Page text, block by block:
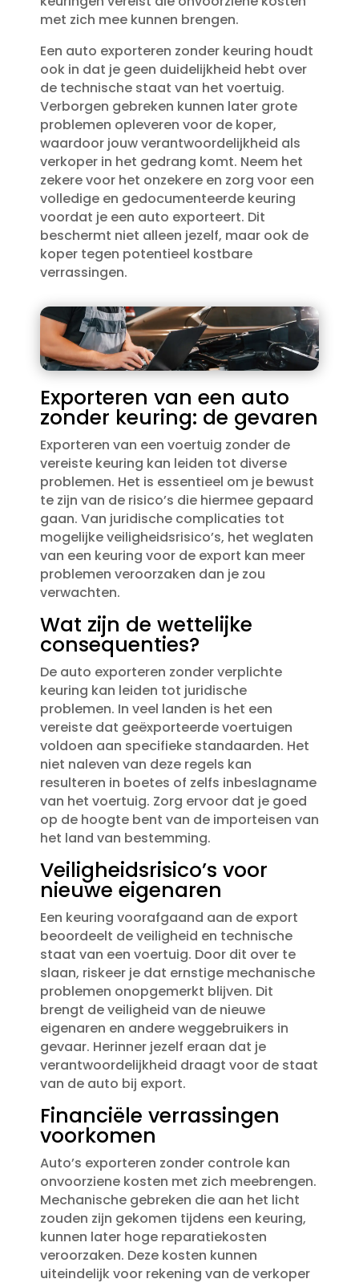
met zich mee kunnen brengen.​
Een auto exporteren zonder keuring houdt
ook in dat je geen duidelijkheid hebt over
de technische staat van het voertuig.​
Verborgen gebreken kunnen later grote
problemen opleveren voor de koper,
waardoor jouw verantwoordelijkheid als
verkoper in het gedrang komt.​ Neem het
zekere voor het onzekere en zorg voor een
volledige en gedocumenteerde keuring
voordat je een auto exporteert.​ Dit
beschermt niet alleen jezelf, maar ook de
koper tegen potentieel kostbare
verrassingen.​
Exporteren van een auto
zonder keuring: de gevaren
Exporteren van een voertuig zonder de
vereiste keuring kan leiden tot diverse
problemen.​ Het is essentieel om je bewust
te zijn van de risico’s die hiermee gepaard
gaan.​ Van juridische complicaties tot
mogelijke veiligheidsrisico’s, het weglaten
van een keuring voor de export kan meer
problemen veroorzaken dan je zou
verwachten.​
Wat zijn de wettelijke
consequenties?
De auto exporteren zonder verplichte
keuring kan leiden tot juridische
problemen.​ In veel landen is het een
vereiste dat geëxporteerde voertuigen
voldoen aan specifieke standaarden.​ Het
niet naleven van deze regels kan
resulteren in boetes of zelfs inbeslagname
van het voertuig.​ Zorg ervoor dat je goed
op de hoogte bent van de importeisen van
het land van bestemming.​
Veiligheidsrisico’s voor
nieuwe eigenaren
Een keuring voorafgaand aan de export
beoordeelt de veiligheid en technische
staat van een voertuig.​ Door dit over te
slaan, riskeer je dat ernstige mechanische
problemen onopgemerkt blijven.​ Dit
brengt de veiligheid van de nieuwe
eigenaren en andere weggebruikers in
gevaar.​ Herinner jezelf eraan dat je
verantwoordelijkheid draagt voor de staat
van de auto bij export.​
Financiële verrassingen
voorkomen
Auto’s exporteren zonder controle kan
onvoorziene kosten met zich meebrengen.​
Mechanische gebreken die aan het licht
zouden zijn gekomen tijdens een keuring,
kunnen later hoge reparatiekosten
veroorzaken.​ Deze kosten kunnen
uiteindelijk voor rekening van de verkoper